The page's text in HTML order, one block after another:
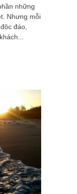
những
Nhưng mỗi
đáo,